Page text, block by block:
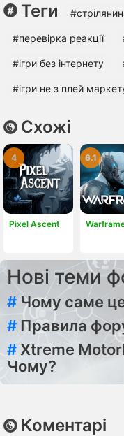
Теги
#перевірка реакції
#ігри без інтернету
#ігри не з плей
Схожі
Pixel Ascent
4 6.1
Нові теми
# Чому саме
# Правила
# Xtreme
Чому?
Коментарі